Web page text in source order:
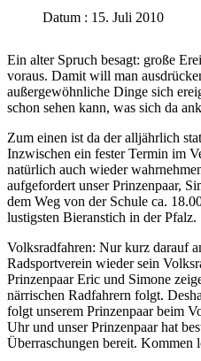
Datum : 15. Juli 2010
Ein alter Spruch besagt: große
voraus. Damit will man
außergewöhnliche Dinge sich
schon sehen kann, was sich da
Zum einen ist da der alljährlich
Inzwischen ein fester Termin im
natürlich auch wieder
aufgefordert unser Prinzenpaar,
dem Weg von der Schule ca.
lustigsten Bieranstich in der Pfalz.
Volksradfahren: Nur kurz darauf
Radsportverein wieder sein
Prinzenpaar Eric und Simone
närrischen Radfahrern folgt.
folgt unserem Prinzenpaar beim
Uhr und unser Prinzenpaar hat
Überraschungen bereit. Kommen